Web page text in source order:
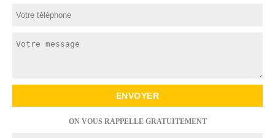
ON VOUS RAPPELLE GRATUITEMENT